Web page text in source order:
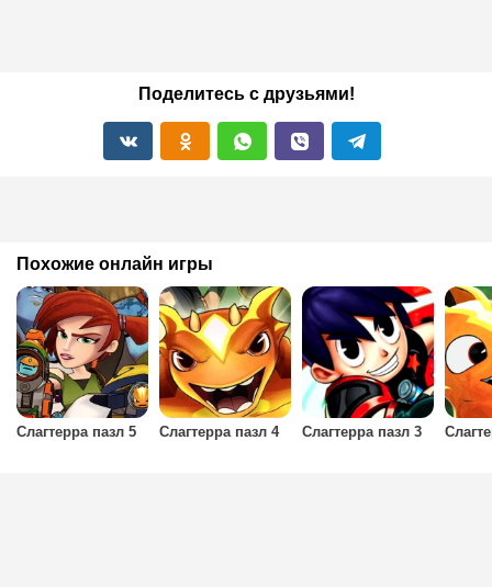
Поделитесь с друзьями!
Похожие онлайн игры
Слагтерра пазл 5 Слагтерра пазл 4 Слагтерра пазл 3